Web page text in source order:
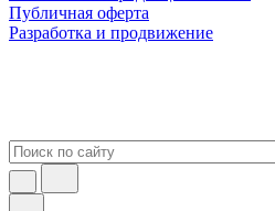
Публичная оферта
Разработка и продвижение